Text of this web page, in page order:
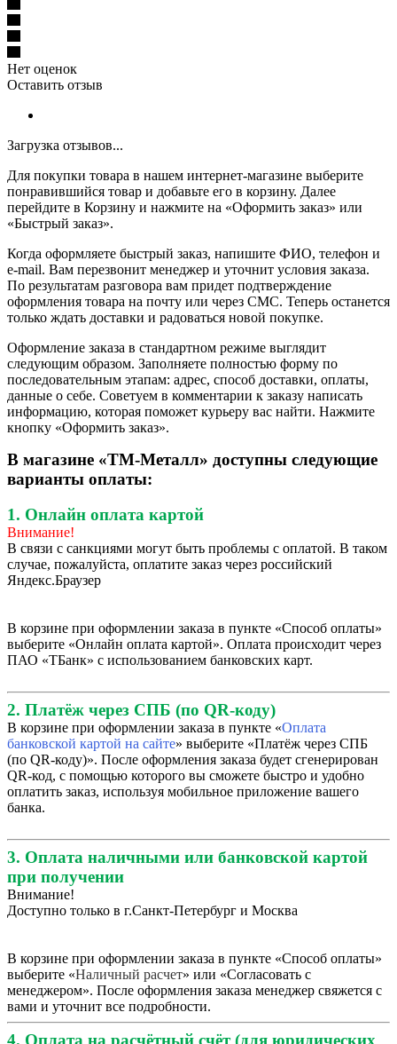
Нет оценок
Оставить отзыв
Загрузка отзывов...
Для покупки товара в нашем интернет-магазине выберите
понравившийся товар и добавьте его в корзину. Далее
перейдите в Корзину и нажмите на «Оформить заказ» или
«Быстрый заказ».
Когда оформляете быстрый заказ, напишите ФИО, телефон и
e-mail. Вам перезвонит менеджер и уточнит условия заказа.
По результатам разговора вам придет подтверждение
оформления товара на почту или через СМС. Теперь останется
только ждать доставки и радоваться новой покупке.
Оформление заказа в стандартном режиме выглядит
следующим образом. Заполняете полностью форму по
последовательным этапам: адрес, способ доставки, оплаты,
данные о себе. Советуем в комментарии к заказу написать
информацию, которая поможет курьеру вас найти. Нажмите
кнопку «Оформить заказ».
В магазине «ТМ-Металл» доступны следующие
варианты оплаты:
1. Онлайн оплата картой
Внимание!
В связи с санкциями могут быть проблемы с оплатой. В таком
случае, пожалуйста, оплатите заказ через российский
Яндекс.Браузер
В корзине при оформлении заказа в пункте «Способ оплаты»
выберите «Онлайн оплата картой». Оплата происходит через
ПАО «ТБанк» с использованием банковских карт.
2. Платёж через СПБ (по QR-коду)
В корзине при оформлении заказа в пункте «Оплата
банковской картой на сайте» выберите «Платёж через СПБ
(по QR-коду)». После оформления заказа будет сгенерирован
QR-код, с помощью которого вы сможете быстро и удобно
оплатить заказ, используя мобильное приложение вашего
банка.
3. Оплата наличными или банковской картой
при получении
Внимание!
Доступно только в г.Санкт-Петербург и Москва
В корзине при оформлении заказа в пункте «Способ оплаты»
выберите «Наличный расчет» или «Согласовать с
менеджером». После оформления заказа менеджер свяжется с
вами и уточнит все подробности.
4. Оплата на расчётный счёт (для юридических